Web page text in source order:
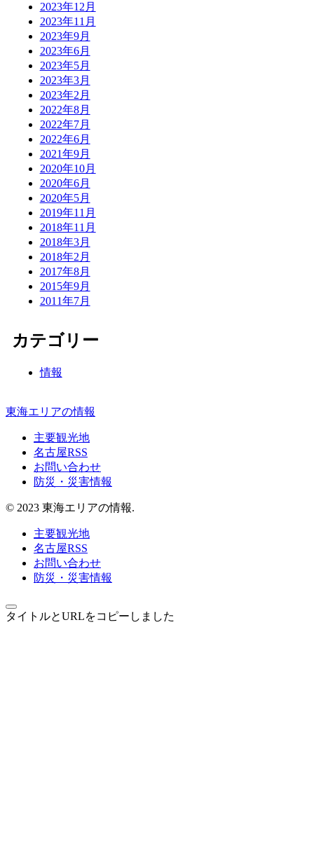
2023年12月
2023年11月
2023年9月
2023年6月
2023年5月
2023年3月
2023年2月
2022年8月
2022年7月
2022年6月
2021年9月
2020年10月
2020年6月
2020年5月
2019年11月
2018年11月
2018年3月
2018年2月
2017年8月
2015年9月
2011年7月
カテゴリー
情報
東海エリアの情報
主要観光地
名古屋RSS
お問い合わせ
防災・災害情報
© 2023 東海エリアの情報.
主要観光地
名古屋RSS
お問い合わせ
防災・災害情報
タイトルとURLをコピーしました